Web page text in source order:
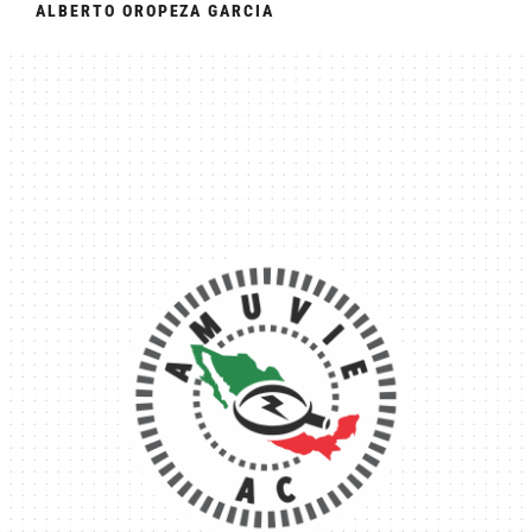
ALBERTO OROPEZA GARCIA